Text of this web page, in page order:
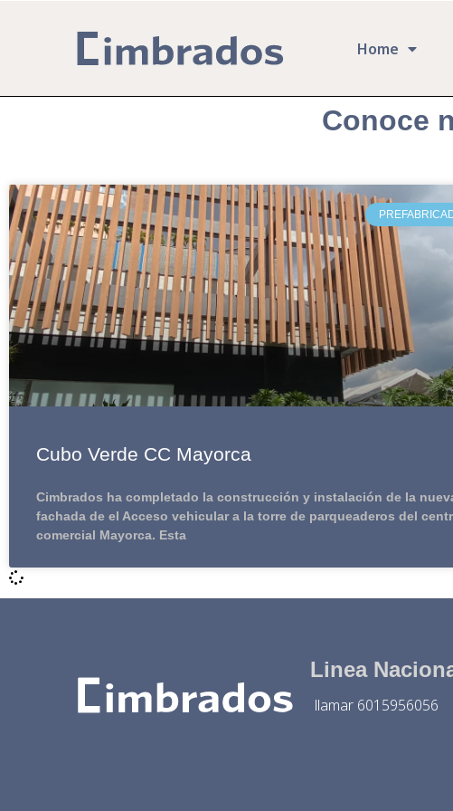
Home
Conoce
Cubo Verde CC Mayorca
Cimbrados ha completado la construcción y instalación de la
fachada de el Acceso vehicular a la torre de parqueaderos del
comercial Mayorca. Esta
Linea
llamar 6015956056